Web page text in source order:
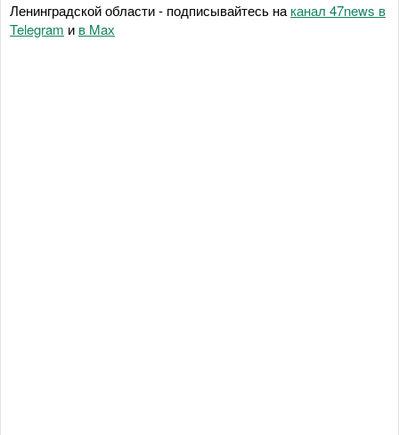
Ленинградской области - подписывайтесь на канал 47news в
Telegram и в Maх